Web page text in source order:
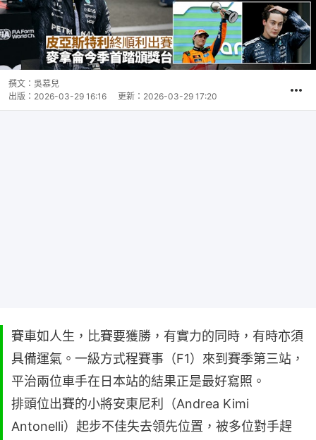
撰文： 吳慕兒
出版： 2026-03-29 16:16 更新： 2026-03-29 17:20
賽車如人生，比賽要獲勝，有實力的同時，有時亦須
具備運氣。一級方式程賽事（F1）來到賽季第三站，
平治兩位車手在日本站的結果正是最好寫照。
排頭位出賽的小將安東尼利（Andrea Kimi
Antonelli）起步不佳失去領先位置，被多位對手趕